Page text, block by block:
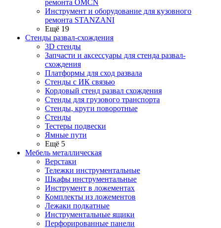
ремонта OMCN
Инструмент и оборудование для кузовного
ремонта STANZANI
Ещё 19
Стенды развал-схождения
3D стенды
Запчасти и аксессуары для стенда развал-
схождения
Платформы для сход развала
Стенды с ИК связью
Кордовый стенд развал схождения
Стенды для грузового транспорта
Стенды, круги поворотные
Стенды
Тестеры подвески
Ямные пути
Ещё 5
Мебель металлическая
Верстаки
Тележки инструментальные
Шкафы инструментальные
Инструмент в ложементах
Комплекты из ложементов
Лежаки подкатные
Инструментальные ящики
Перфорированные панели